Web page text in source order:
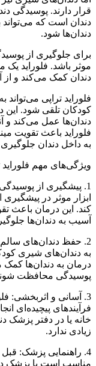
قرار دارند. پوسیدگی
دندان است که
دندان‌ها شود.
برای جلوگیری از
موثر باشد. فلوراید
دندان کمک می‌کند و
فلوراید تراپی
کودکان تلقی شود. این
دندان‌ها عمل می‌کند و
فلوراید باعث تقویت
به داخل دندان
ویژگی‌های مهم فلوراید
1. پیشگیری از
ابزار موثر در
کند. این درمان باعث
آسیب به دندان‌ها
2. حفظ دندان‌های سالم:
به دندان‌های شیری
درمان به دندان‌ها کمک
پوسیدگی محافظت
3. آسانی و اثربخشی:
فرآیندهای پیچیده‌ای
خانه یا در دفتر پزشک
زیادی ندارد.
4. راهنمایی پزشک:
مناسب است با پزشک